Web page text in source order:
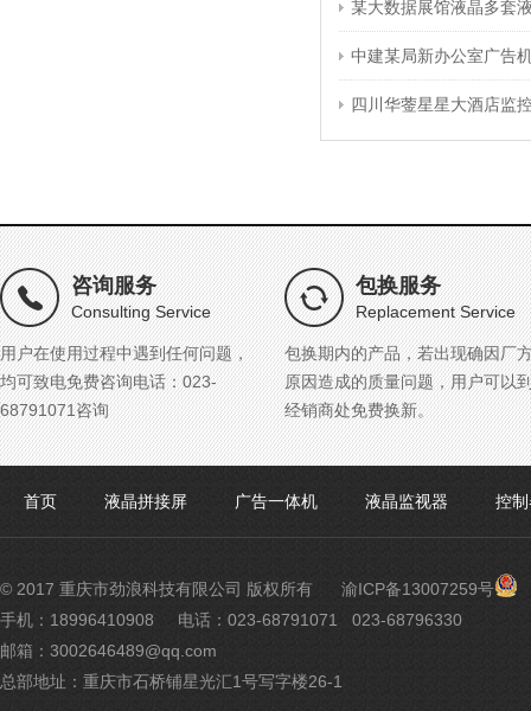
某大数据展馆液晶多套
中建某局新办公室广告
四川华蓥星星大酒店监
咨询服务
Consulting Service
用户在使用过程中遇到任何问题，
均可致电免费咨询电话：023-
68791071咨询
包换服务
Replacement Service
包换期内的产品，若出现确因厂
原因造成的质量问题，用户可以
经销商处免费换新。
首页 液晶拼接屏 广告一体机 液晶监视器 控
© 2017 重庆市劲浪科技有限公司 版权所有 渝ICP备13007259号 渝
手机：18996410908
电话：023-68791071 023-68796330
邮箱：3002646489@qq.com
总部地址：重庆市石桥铺星光汇1号写字楼26-1